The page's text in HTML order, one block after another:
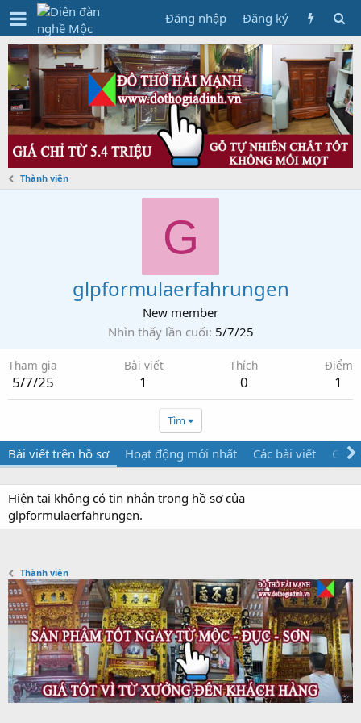
Đăng nhập Đăng ký
Thành viên
G
glpformulaerfahrungen
New member
Nhìn thấy lần cuối 5/7/25
Tham gia
5/7/25
Bài viết
1
Thích
0
Điểm
1
Tìm
Bài viết trên hồ sơ Hoạt động mới nhất Các bài viết Giới
Hiện tại không có tin nhắn trong hồ sơ của
glpformulaerfahrungen.
Thành viên